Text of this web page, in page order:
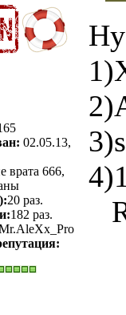
02.05.13,
врата 666,
20 раз.
182 раз.